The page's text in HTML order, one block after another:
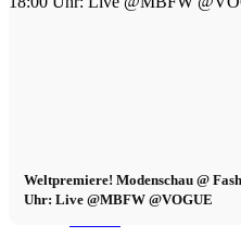
Weltpremiere! Modenschau @
Uhr: Live @MBFW @VOGUE